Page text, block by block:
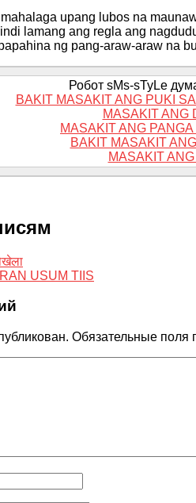
upang lubos na
lamang ang regla ang
ng pang-araw-araw na
Робот sMs-sTyLe
BAKIT MASAKIT ANG PUKI
MASAKIT ANG
MASAKIT ANG
BAKIT MASAKIT
MASAKIT
USUM TIIS
Обязательные поля